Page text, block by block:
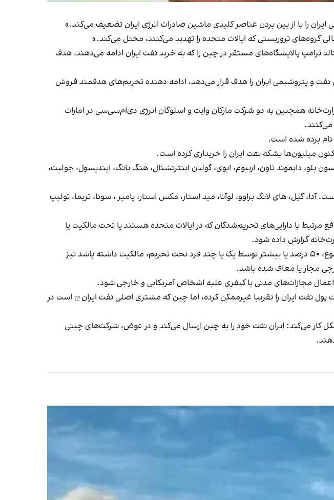
ایران را با از بین بردن عناصر کلیدی ماشین صادرات انرژی ایران تضعیف می‌کند.»
گروه‌های تروریستی که ایالات متحده را تهدید می‌کنند، مختل می‌کند.»
ترامپ پالایشگاه‌های مستقر در چین را که به خرید نفت ایران ادامه می‌دهند، هدف
می‌گیرد که بخش نفت و پتروشیمی ایران را هدف قرار می‌دهد، ادامه دهنده تحریم‌های هدفمند فروش
همچنین به دو شرکت‌ مارکان وایت و اسلوگان انرژی دی‌ام‌سی‌سی در امارات
می‌کنند.
نام برده شده است.
بلو، دایموند تاون، اربیوم، ایوی، گولدن اینترنشنال، هنگ یانگ، ایندیسول، جولیت،
گیل، های‌ لانگ‌ براوو، لوآنا، مید استار، مکس استار، پامیر ، سونا، تریما، تولیپ
مرتبط با دارایی‌های تحریم‌شدگان که در ایالات متحده هستند یا تحت مالکیت یا
گزارش داده شود.
علاوه بر این، هر نهاد یا شرکت که به صورت مستقیم یا غیرمستقیم، به طور انفرادی یا در مجموع، ۵۰ درصد یا بیشتر توسط یک یا چند فرد تحت تحریم، مالکیت داشته باشد نیز
مجاز یا معاف شده باشد.
مجازات‌های مدنی یا کیفری علیه اشخاص آمریکایی و خارجی شود.
نفت ایران را تقریبا غیرممکن کرده، اما چین که مشتری اصلی نفت ایران
است در
کار می‌کند: ایران نفت خود را به چین ارسال می‌کند و در عوض، شرکت‌های چینی